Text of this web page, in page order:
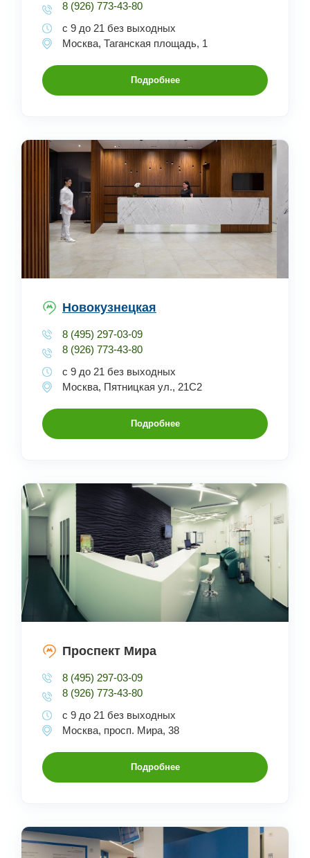
8 (926) 773-43-80
с 9 до 21 без выходных
Москва, Таганская площадь, 1
Подробнее
Новокузнецкая
8 (495) 297-03-09
8 (926) 773-43-80
с 9 до 21 без выходных
Москва, Пятницкая ул., 21С2
Подробнее
Проспект Мира
8 (495) 297-03-09
8 (926) 773-43-80
с 9 до 21 без выходных
Москва, просп. Мира, 38
Подробнее